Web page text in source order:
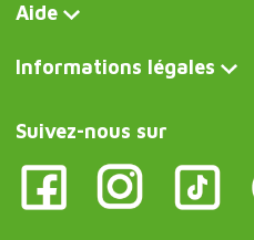
Aide
Informations légales
Suivez-nous sur